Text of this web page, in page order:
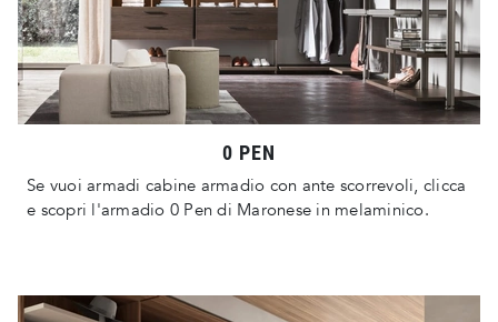
0 PEN
Se vuoi armadi cabine armadio con ante scorrevoli, clicca
e scopri l'armadio 0 Pen di Maronese in melaminico.